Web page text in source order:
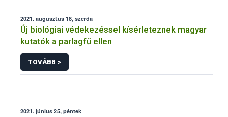
2021. augusztus 18, szerda
Új biológiai védekezéssel kísérleteznek magyar
kutatók a parlagfű ellen
TOVÁBB >
2021. június 25, péntek